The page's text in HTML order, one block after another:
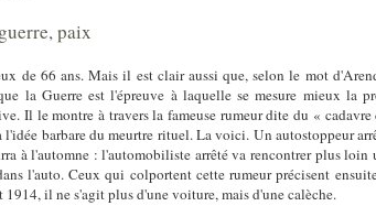
paix
de 66 ans. Mais il est clair aussi que, selon le mot
la Guerre est l'épreuve à laquelle se mesure mieux
Il le montre à travers la fameuse rumeur dite du «
barbare du meurtre rituel. La voici. Un autostoppeur
à l'automne : l'automobiliste arrêté va rencontrer plus
l'auto. Ceux qui colportent cette rumeur précisent
il ne s'agit plus d'une voiture, mais d'une calèche.